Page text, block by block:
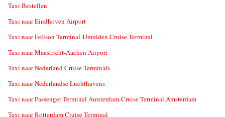
Taxi Bestellen
Taxi naar Eindhoven Airport
Taxi naar Felison Terminal-IJmuiden Cruise Terminal
Taxi naar Maastricht-Aachen Airport
Taxi naar Nederland Cruise Terminals
Taxi naar Nederlandse Luchthavens
Taxi naar Passenger Terminal Amsterdam-Cruise Terminal Amsterdam
Taxi naar Rotterdam Cruise Terminal